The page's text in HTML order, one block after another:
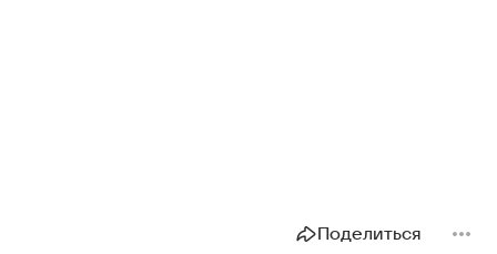
Поделиться